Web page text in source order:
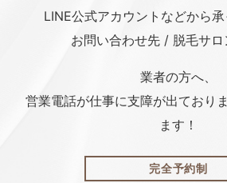
LINE公式アカウント などから承
お問い合わせ先 / 脱毛サロ
業者の方へ、
営業電話が仕事に支障が出ており
ます！
完全予約制